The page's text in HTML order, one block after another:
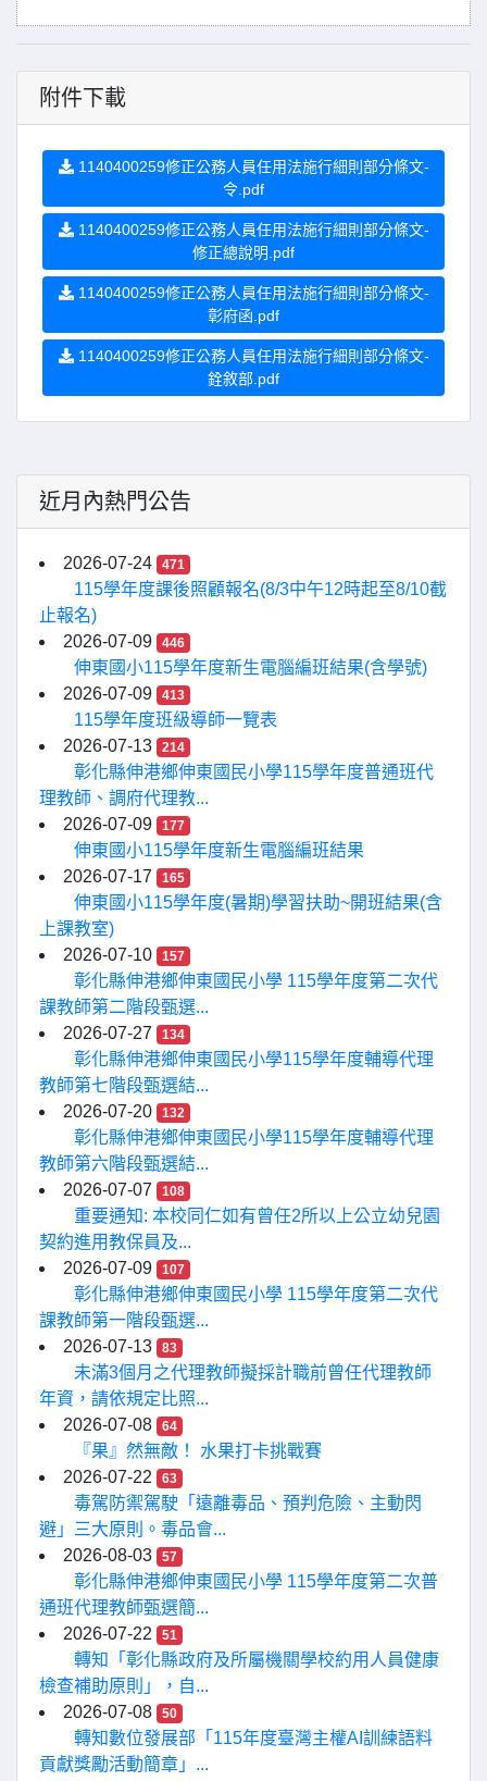
附件下載
1140400259修正公務人員任用法施行細則部分條文-
令.pdf
1140400259修正公務人員任用法施行細則部分條文-
修正總說明.pdf
1140400259修正公務人員任用法施行細則部分條文-
彰府函.pdf
1140400259修正公務人員任用法施行細則部分條文-
銓敘部.pdf
近月內熱門公告
2026-07-24 471
115學年度課後照顧報名(8/3中午12時起至8/10截
止報名)
2026-07-09
446
伸東國小115學年度新生電腦編班結果(含學號)
2026-07-09
413
115學年度班級導師一覽表
2026-07-13
214
彰化縣伸港鄉伸東國民小學115學年度普通班代
理教師、調府代理教...
2026-07-09
177
伸東國小115學年度新生電腦編班結果
2026-07-17
165
伸東國小115學年度(暑期)學習扶助~開班結果(含
上課教室)
2026-07-10
157
彰化縣伸港鄉伸東國民小學 115學年度第二次代
課教師第二階段甄選...
2026-07-27
134
彰化縣伸港鄉伸東國民小學115學年度輔導代理
教師第七階段甄選結...
2026-07-20
132
彰化縣伸港鄉伸東國民小學115學年度輔導代理
教師第六階段甄選結...
2026-07-07
108
重要通知: 本校同仁如有曾任2所以上公立幼兒園
契約進用教保員及...
2026-07-09
107
彰化縣伸港鄉伸東國民小學 115學年度第二次代
課教師第一階段甄選...
2026-07-13
83
未滿3個月之代理教師擬採計職前曾任代理教師
年資，請依規定比照...
2026-07-08
64
『果』然無敵！ 水果打卡挑戰賽
2026-07-22
63
毒駕防禦駕駛「遠離毒品、預判危險、主動閃
避」三大原則。毒品會...
2026-08-03
57
彰化縣伸港鄉伸東國民小學 115學年度第二次普
通班代理教師甄選簡...
2026-07-22
51
轉知「彰化縣政府及所屬機關學校約用人員健康
檢查補助原則」，自...
2026-07-08
50
轉知數位發展部「115年度臺灣主權AI訓練語料
貢獻獎勵活動簡章」...